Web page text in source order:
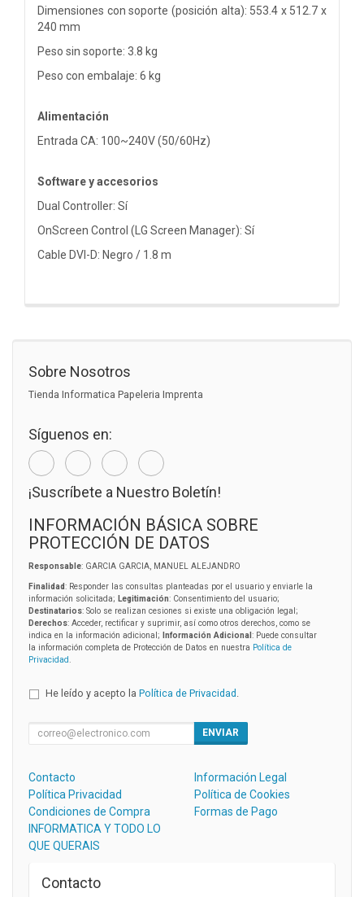
Dimensiones con soporte (posición alta): 553.4 x 512.7 x
240 mm
Peso sin soporte: 3.8 kg
Peso con embalaje: 6 kg
Alimentación
Entrada CA: 100~240V (50/60Hz)
Software y accesorios
Dual Controller: Sí
OnScreen Control (LG Screen Manager): Sí
Cable DVI-D: Negro / 1.8 m
Sobre Nosotros
Tienda Informatica Papeleria Imprenta
Síguenos en:
¡Suscríbete a Nuestro Boletín!
INFORMACIÓN BÁSICA SOBRE
PROTECCIÓN DE DATOS
Responsable: GARCIA GARCIA, MANUEL ALEJANDRO
Finalidad: Responder las consultas planteadas por el usuario y enviarle la
información solicitada; Legitimación: Consentimiento del usuario;
Destinatarios: Solo se realizan cesiones si existe una obligación legal;
Derechos: Acceder, rectificar y suprimir, así como otros derechos, como se
indica en la información adicional;
Información Adicional : Puede consultar
la información completa de Protección de Datos en nuestra Política de
Privacidad
He leído y acepto la Política de Privacidad
ENVIAR
Contacto
Información Legal
Política Privacidad
Política de Cookies
Condiciones de Compra
Formas de Pago
INFORMATICA Y TODO LO
QUE QUERAIS
Contacto